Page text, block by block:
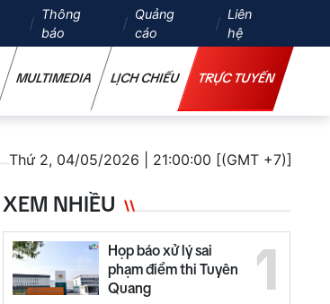
Thông
báo
Quảng
cáo
Liên
hệ
MULTIMEDIA LỊCH CHIẾU TRỰC TUYẾN
Thứ 2, 04/05/2026 | 21:00:00 [(GMT +7)]
XEM NHIỀU
1
Họp báo xử lý sai
phạm điểm thi Tuyên
Quang